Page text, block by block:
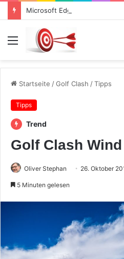
Microsoft Edge öffnet Chrome
Menü
Startseite /Golf Clash /Tipps
Tipps
Trend
Golf Clash
Oliver Stephan 26. Oktober
5 Minuten gelesen